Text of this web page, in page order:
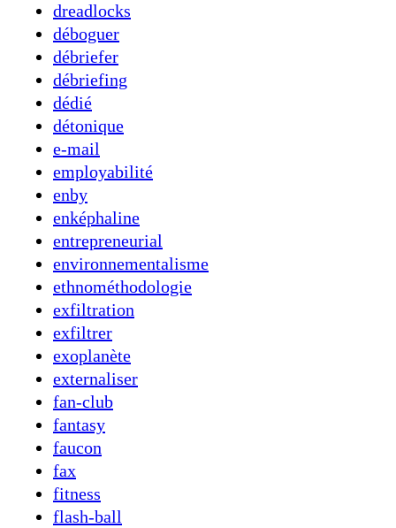
dreadlocks
déboguer
débriefer
débriefing
dédié
détonique
e-mail
employabilité
enby
enképhaline
entrepreneurial
environnementalisme
ethnométhodologie
exfiltration
exfiltrer
exoplanète
externaliser
fan-club
fantasy
faucon
fax
fitness
flash-ball